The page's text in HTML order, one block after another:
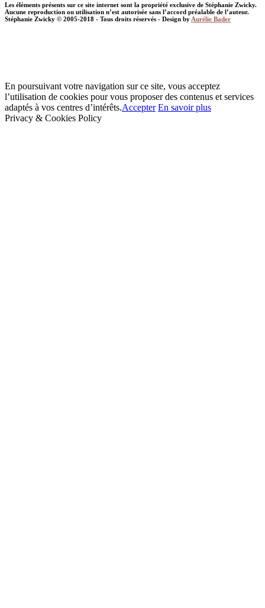
Les éléments présents sur ce site internet sont la propriété exclusive de Stéphanie Zwicky.
Aucune reproduction ou utilisation n’est autorisée sans l’accord préalable de l’auteur.
Stéphanie Zwicky © 2005-2018 - Tous droits réservés - Design by Aurélie Bader
En poursuivant votre navigation sur ce site, vous acceptez
l’utilisation de cookies pour vous proposer des contenus et services
adaptés à vos centres d’intérêts.Accepter En savoir plus
Privacy & Cookies Policy